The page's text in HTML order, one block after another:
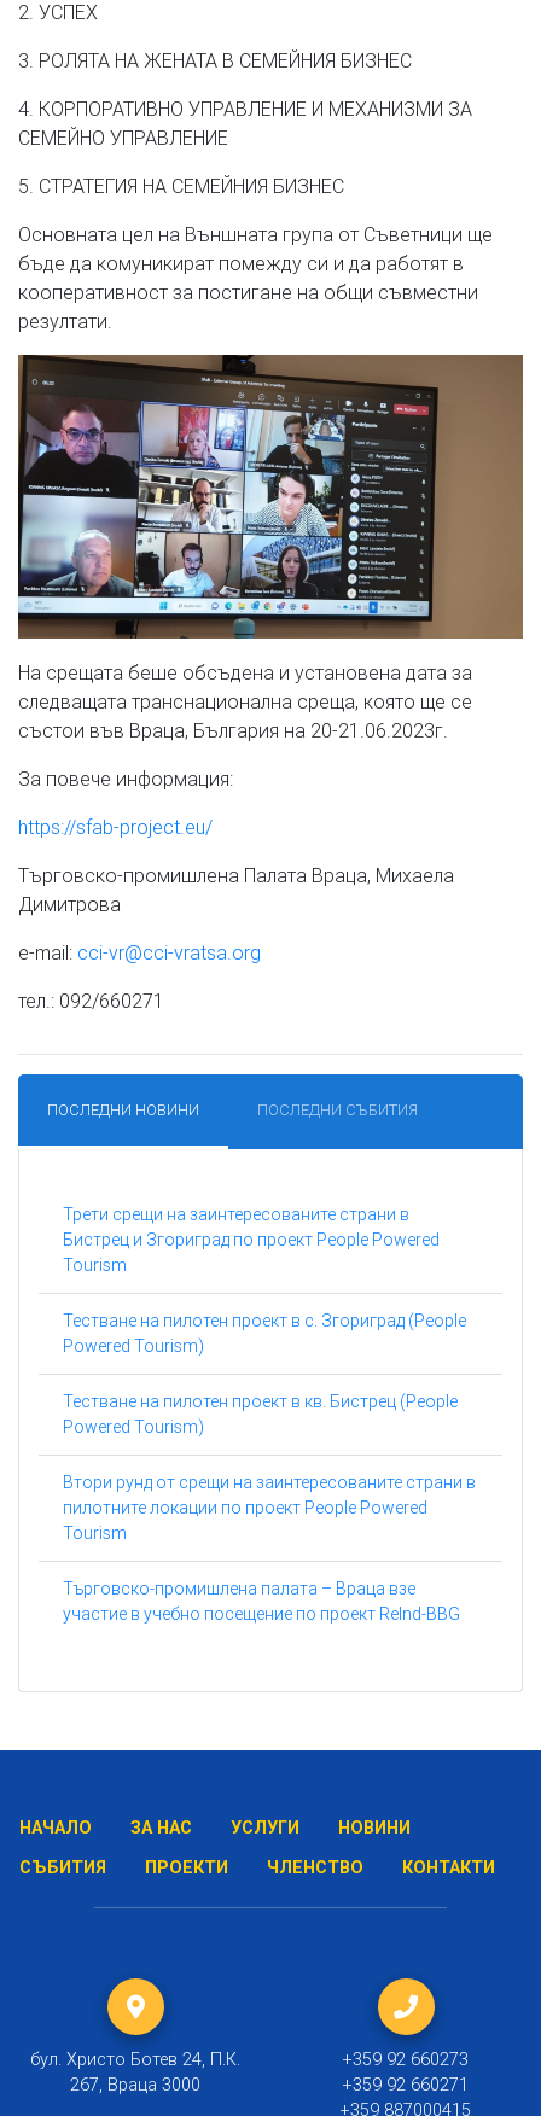
2. УСПЕХ
3. РОЛЯТА НА ЖЕНАТА В СЕМЕЙНИЯ БИЗНЕС
4. КОРПОРАТИВНО УПРАВЛЕНИЕ И МЕХАНИЗМИ ЗА
СЕМЕЙНО УПРАВЛЕНИЕ
5. СТРАТЕГИЯ НА СЕМЕЙНИЯ БИЗНЕС
Основната цел на Външната група от Съветници ще
бъде да комуникират помежду си и да работят в
кооперативност за постигане на общи съвместни
резултати.
На срещата беше обсъдена и установена дата за
следващата транснационална среща, която ще се
състои във Враца, България на 20-21.06.2023г.
За повече информация:
https://sfab-project.eu/
Търговско-промишлена Палата Враца, Михаела
Димитрова
e-mail: cci-vr@cci-vratsa.org
тел.: 092/660271
ПОСЛЕДНИ НОВИНИ ПОСЛЕДНИ СЪБИТИЯ
Трети срещи на заинтересованите страни в
Бистрец и Згориград по проект People Powered
Tourism
Тестване на пилотен проект в с. Згориград (People
Powered Tourism)
Тестване на пилотен проект в кв. Бистрец (People
Powered Tourism)
Втори рунд от срещи на заинтересованите страни в
пилотните локации по проект People Powered
Tourism
Търговско-промишлена палата – Враца взе
участие в учебно посещение по проект ReInd-BBG
НАЧАЛО ЗА НАС УСЛУГИ
НОВИНИ
СЪБИТИЯ
ПРОЕКТИ ЧЛЕНСТВО КОНТАКТИ
бул. Христо Ботев 24, П.К.
267, Враца 3000
+359 92 660273
+359 92 660271
+359 887000415